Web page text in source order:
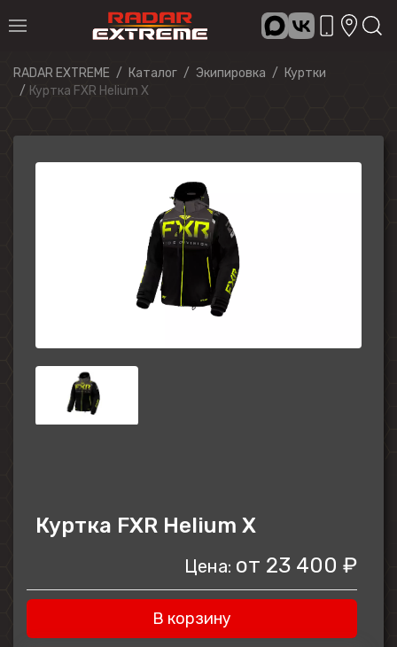
RADAR EXTREME Каталог Экипировка
Куртки
Куртка FXR Helium X
Куртка FXR Helium X
Цена: от 23 400 ₽
В корзину